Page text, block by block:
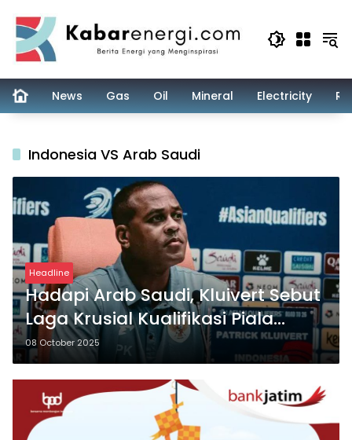
content
News Gas Oil Mineral Electricity
Indonesia VS Arab Saudi
Headline
Hadapi Arab Saudi, Kluivert Sebut
Laga Krusial Kualifikasi Piala
Dunia Sebagai ‘Final
Sesungguhnya’
08 October 2025